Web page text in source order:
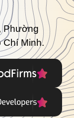
Phường
Chí Minh.